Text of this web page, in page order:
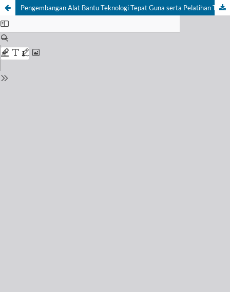
Pengembangan Alat Bantu Teknologi Tepat Guna serta Pelatihan Tata Kelola Administrasi Publik dan Manajemen Stres bagi Aparatur Sumatera Barat